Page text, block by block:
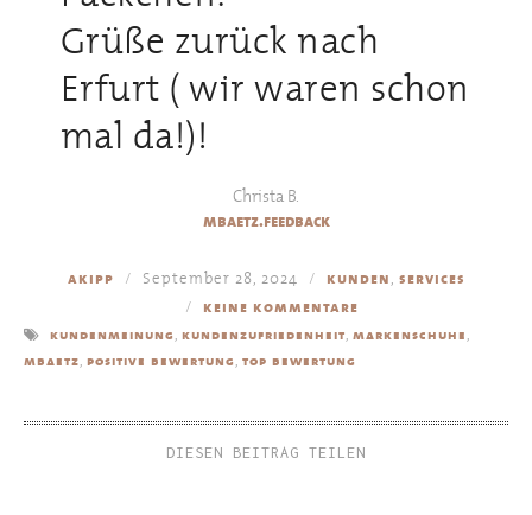
Grüße zurück nach
Erfurt ( wir waren schon
mal da!)!
Christa B.
mbaetz.feedback
akipp September 28, 2024 kunden, services
keine kommentare
kundenmeinung , kundenzufriedenheit, markenschuhe ,
mbaetz, positive bewertung , top bewertung
DIESEN BEITRAG TEILEN